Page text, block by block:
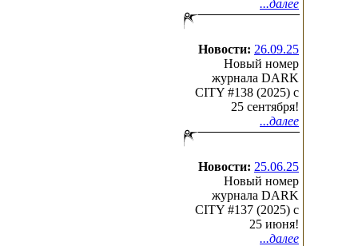
...далее
Новости: 26.09.25
Новый номер
журнала DARK
CITY #138 (2025) c
25 сентября!
...далее
Новости: 25.06.25
Новый номер
журнала DARK
CITY #137 (2025) c
25 июня!
...далее